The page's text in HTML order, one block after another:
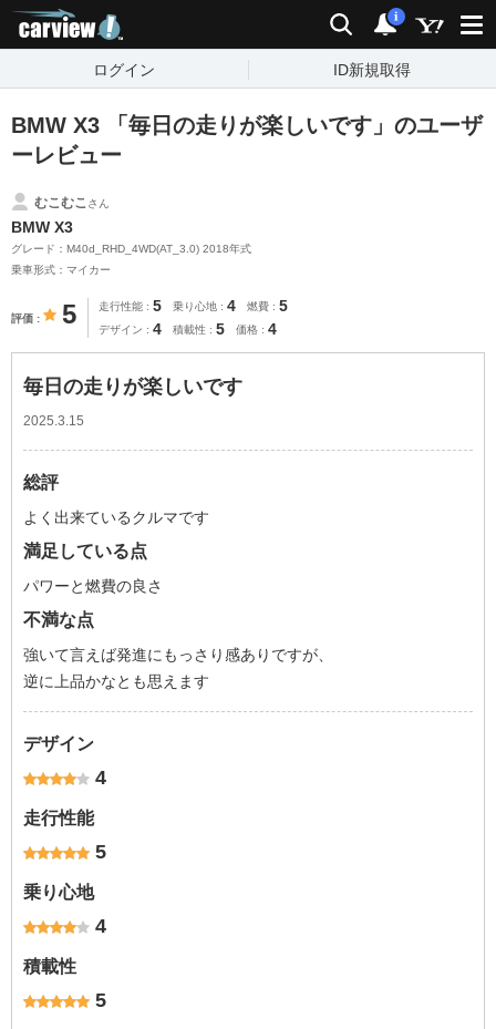
検索 通知
i
ログイン ID新規取得
BMW X3 「毎日の走りが楽しいです」のユーザ
ーレビュー
むこむこ さん
BMW X3
グレード：M40d_RHD_4WD(AT_3.0) 2018年式
乗車形式：マイカー
評価 5 走行性能 5 乗り心地 4 燃費 5
デザイン 4 積載性 5 価格 4
毎日の走りが楽しいです
2025.3.15
総評
よく出来ているクルマです
満足している点
パワーと燃費の良さ
不満な点
強いて言えば発進にもっさり感ありですが、
逆に上品かなとも思えます
デザイン
4
走行性能
5
乗り心地
4
積載性
5